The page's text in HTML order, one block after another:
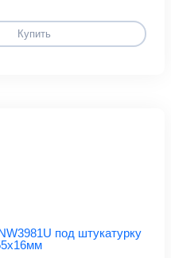
Купить